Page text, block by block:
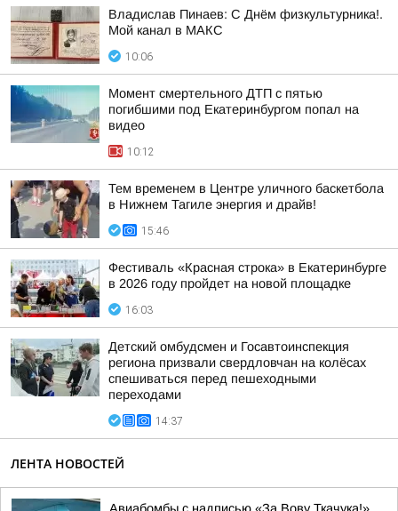
Владислав Пинаев: С Днём физкультурника!.
Мой канал в МАКС
10:06
Момент смертельного ДТП с пятью
погибшими под Екатеринбургом попал на
видео
10:12
Тем временем в Центре уличного баскетбола
в Нижнем Тагиле энергия и драйв!
15:46
Фестиваль «Красная строка» в Екатеринбурге
в 2026 году пройдет на новой площадке
16:03
Детский омбудсмен и Госавтоинспекция
региона призвали свердловчан на колёсах
спешиваться перед пешеходными
переходами
14:37
ЛЕНТА НОВОСТЕЙ